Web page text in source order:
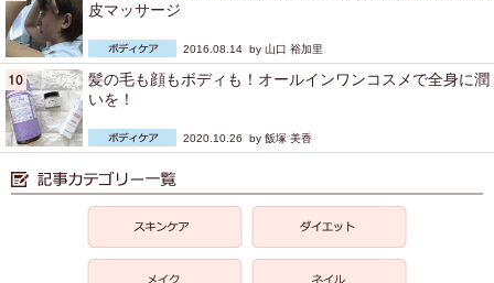
皮マッサージ
2016.08.14 by 山口 裕加里
髪の毛も顔もボディも！オールインワンコスメで全身に潤
いを！
2020.10.26 by 飯塚 美香